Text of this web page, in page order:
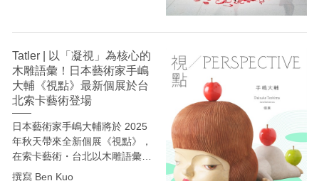
术本体的演进，更在于它为我们
的成功范例——在尊重传统内在
逻辑的前提下，以开放的态度吸
纳当代文化成果，最终实现中国
绘画精神的当代延续与升华。当
代工笔画的发展道路启示我们，
只有深入传统的内核，才能真正
地超越传统;只有坚定文化自
Tatler | 以「凝視」為核心的
木雕語彙！日本藝術家手嶋
大輔《視點》最新個展於台
北索卡藝術登場
日本藝術家手嶋大輔將於 2025
年秋天帶來全新個展《視點》，
在索卡藝術・台北以木雕語彙展
開一場關於「凝視」的對話。作
撰寫 Ben Kuo